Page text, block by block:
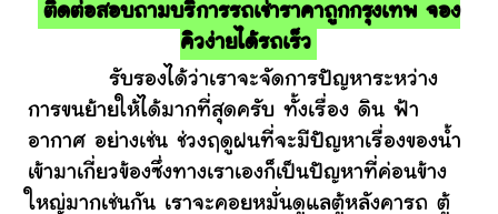
ติดต่อสอบถามบริการรถเช่าราคาถูกกรุงเทพ จอง
คิวง่ายได้รถเร็ว
รับรองได้ว่าเราจะจัดการปัญหาระหว่าง
การขนย้ายให้ได้มากที่สุดครับ ทั้งเรื่อง ดิน ฟ้า
อากาศ อย่างเช่น ช่วงฤดูฝนที่จะมีปัญหาเรื่องของน้ำ
เข้ามาเกี่ยวข้องซึ่งทางเราเองก็เป็นปัญหาที่ค่อนข้าง
ใหญ่มากเช่นกัน เราจะคอยหมั่นดูแลตู้หลังคารถ ตู้